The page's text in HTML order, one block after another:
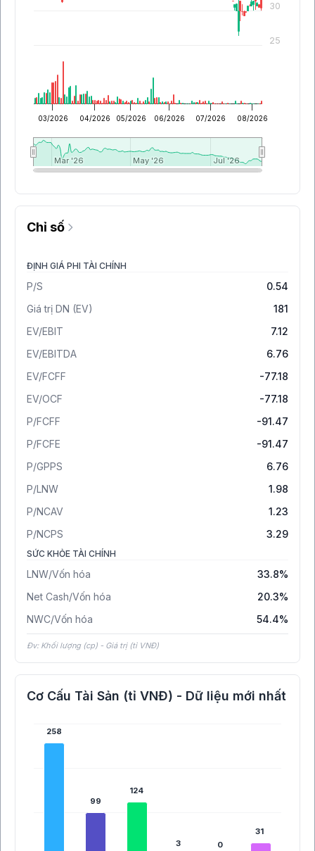
03/2026 04/2026 05/2026 06/2026 07/2026 08/2026
Mar '26
Mar '26 May '26
May '26 Jul '26
Jul '26
25
30
Chỉ số
ĐỊNH GIÁ PHI TÀI CHÍNH
P/S
0.54
Giá trị DN (EV)
181
EV/EBIT
7.12
EV/EBITDA
6.76
EV/FCFF
-77.18
EV/OCF
-77.18
P/FCFF
-91.47
P/FCFE
-91.47
P/GPPS
6.76
P/LNW
1.98
P/NCAV
1.23
P/NCPS
3.29
SỨC KHỎE TÀI CHÍNH
LNW/Vốn hóa
33.8%
Net Cash/Vốn hóa
20.3%
NWC/Vốn hóa
54.4%
Đv: Khối lượng (cp) - Giá trị (tỉ VNĐ)
Cơ Cấu Tài Sản (tỉ VNĐ) - Dữ liệu mới nhất
258
258
99
99
124
124
3
3 0
0
31
31